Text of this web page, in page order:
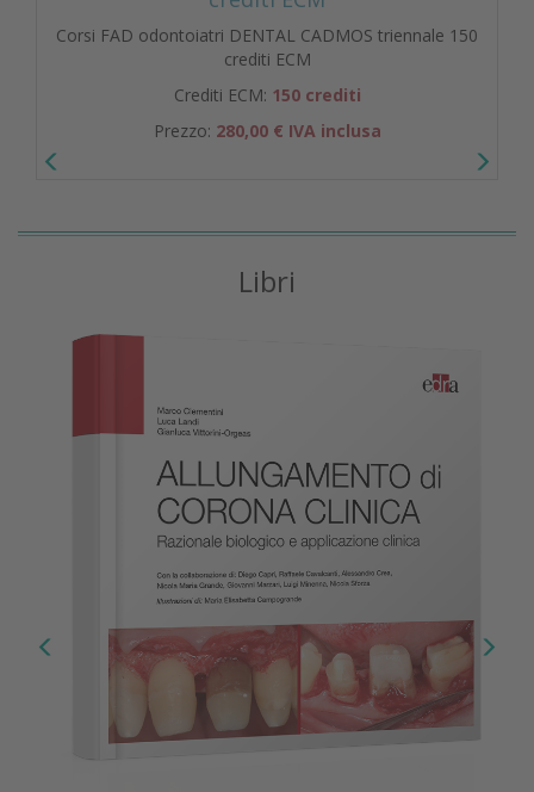
Corsi FAD odontoiatri DENTAL CADMOS triennale 150
crediti ECM
Crediti ECM: 150 crediti
Prezzo: 280,00 € IVA inclusa
Libri